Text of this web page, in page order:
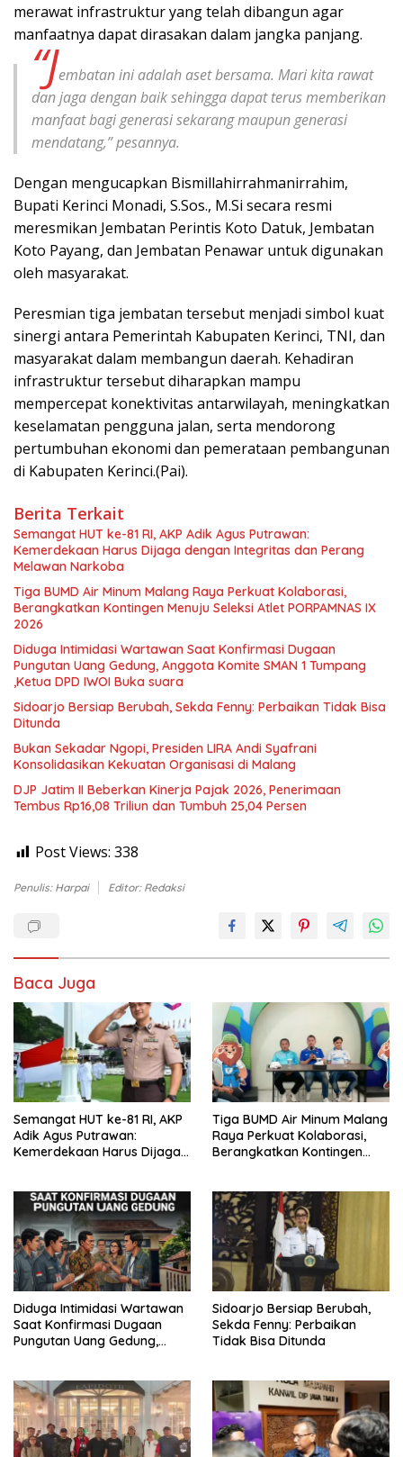
merawat infrastruktur yang telah dibangun agar
manfaatnya dapat dirasakan dalam jangka panjang.
“Jembatan ini adalah aset bersama. Mari kita rawat
dan jaga dengan baik sehingga dapat terus memberikan
manfaat bagi generasi sekarang maupun generasi
mendatang,” pesannya.
Dengan mengucapkan Bismillahirrahmanirrahim,
Bupati Kerinci Monadi, S.Sos., M.Si secara resmi
meresmikan Jembatan Perintis Koto Datuk, Jembatan
Koto Payang, dan Jembatan Penawar untuk digunakan
oleh masyarakat.
Peresmian tiga jembatan tersebut menjadi simbol kuat
sinergi antara Pemerintah Kabupaten Kerinci, TNI, dan
masyarakat dalam membangun daerah. Kehadiran
infrastruktur tersebut diharapkan mampu
mempercepat konektivitas antarwilayah, meningkatkan
keselamatan pengguna jalan, serta mendorong
pertumbuhan ekonomi dan pemerataan pembangunan
di Kabupaten Kerinci.(Pai).
Berita Terkait
Semangat HUT ke-81 RI, AKP Adik Agus Putrawan:
Kemerdekaan Harus Dijaga dengan Integritas dan Perang
Melawan Narkoba
Tiga BUMD Air Minum Malang Raya Perkuat Kolaborasi,
Berangkatkan Kontingen Menuju Seleksi Atlet PORPAMNAS IX
2026
Diduga Intimidasi Wartawan Saat Konfirmasi Dugaan
Pungutan Uang Gedung, Anggota Komite SMAN 1 Tumpang
,Ketua DPD IWOI Buka suara
Sidoarjo Bersiap Berubah, Sekda Fenny: Perbaikan Tidak Bisa
Ditunda
Bukan Sekadar Ngopi, Presiden LIRA Andi Syafrani
Konsolidasikan Kekuatan Organisasi di Malang
DJP Jatim II Beberkan Kinerja Pajak 2026, Penerimaan
Tembus Rp16,08 Triliun dan Tumbuh 25,04 Persen
Post Views: 338
Penulis: Harpai Editor: Redaksi
Baca Juga
Semangat HUT ke-81 RI, AKP
Adik Agus Putrawan:
Kemerdekaan Harus Dijaga
Tiga BUMD Air Minum Malang
Raya Perkuat Kolaborasi,
Berangkatkan Kontingen
Diduga Intimidasi Wartawan
Saat Konfirmasi Dugaan
Pungutan Uang Gedung,
Buka suara
Sidoarjo Bersiap Berubah,
Sekda Fenny: Perbaikan
Tidak Bisa Ditunda